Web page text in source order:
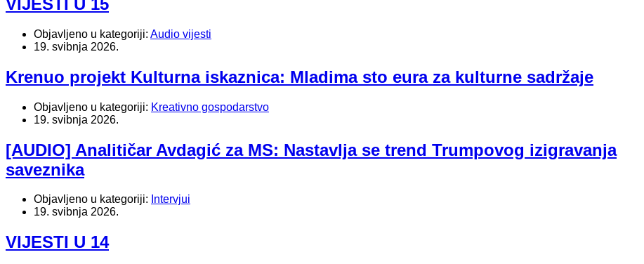
Objavljeno u kategoriji: Audio vijesti
19. svibnja 2026.
Krenuo projekt Kulturna iskaznica: Mladima sto eura za kulturne sadržaje
Objavljeno u kategoriji: Kreativno gospodarstvo
19. svibnja 2026.
[AUDIO] Analitičar Avdagić za MS: Nastavlja se trend Trumpovog izigravanja
saveznika
Objavljeno u kategoriji: Intervjui
19. svibnja 2026.
VIJESTI U 14